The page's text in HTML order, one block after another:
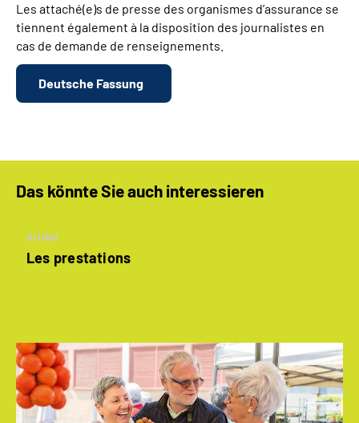
Les attaché(e)s de presse des organismes d’assurance se
tiennent également à la disposition des journalistes en
cas de demande de renseignements.
Deutsche Fassung
Das könnte Sie auch interessieren
Artikel
Les prestations